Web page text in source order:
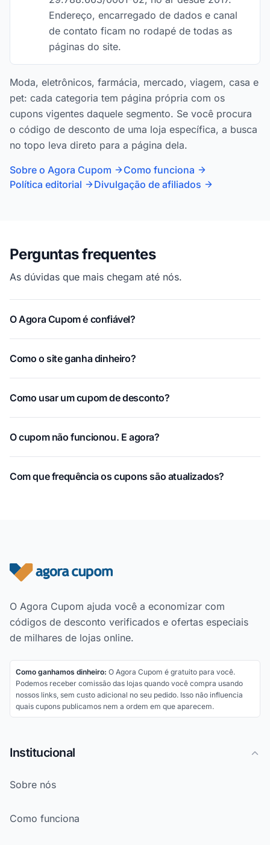
Endereço, encarregado de dados e canal
de contato ficam no rodapé de todas as
páginas do site.
Moda, eletrônicos, farmácia, mercado, viagem, casa e
pet: cada categoria tem página própria com os
cupons vigentes daquele segmento. Se você procura
o código de desconto de uma loja específica, a busca
no topo leva direto para a página dela.
Sobre o Agora Cupom
Como funciona
Política editorial
Divulgação de afiliados
Perguntas frequentes
As dúvidas que mais chegam até nós.
O Agora Cupom é confiável?
Como o site ganha dinheiro?
Como usar um cupom de desconto?
O cupom não funcionou. E agora?
Com que frequência os cupons são atualizados?
Rodapé do site
O Agora Cupom ajuda você a economizar com
códigos de desconto verificados e ofertas especiais
de milhares de lojas online.
Como ganhamos dinheiro: O Agora Cupom é gratuito para você.
Podemos receber comissão das lojas quando você compra usando
nossos links, sem custo adicional no seu pedido. Isso não influencia
quais cupons publicamos nem a ordem em que aparecem.
Institucional
Sobre nós
Como funciona